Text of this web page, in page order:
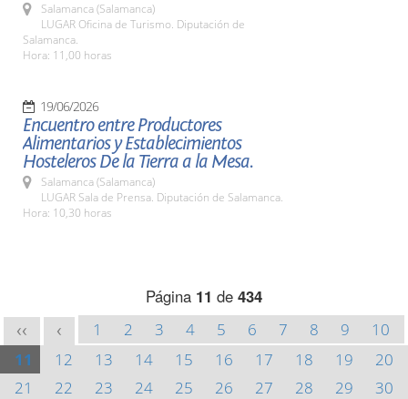
Salamanca (Salamanca)
LUGAR Oficina de Turismo. Diputación de
Salamanca.
Hora: 11,00 horas
19/06/2026
Encuentro entre Productores
Alimentarios y Establecimientos
Hosteleros De la Tierra a la Mesa.
Salamanca (Salamanca)
LUGAR Sala de Prensa. Diputación de Salamanca.
Hora: 10,30 horas
Página 11 de 434
<< < 1 2 3 4 5 6 7 8 9
10
11
12 13 14 15 16 17 18 19
20
21
22 23 24 25 26 27 28 29
30